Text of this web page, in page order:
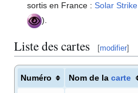
sortis en France :Solar Strike
).
Liste des cartes [modifier]
Numéro Nom de la carte